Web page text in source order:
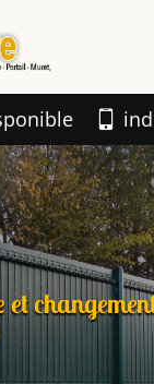
et